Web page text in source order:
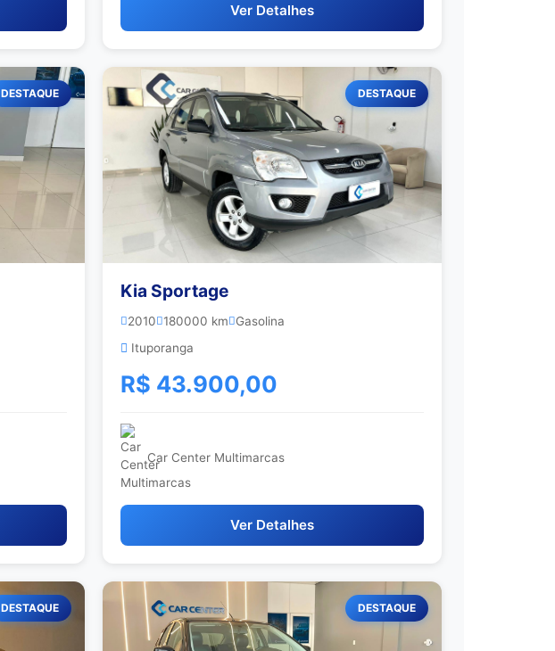
Ver Detalhes
DESTAQUE DESTAQUE
Kia Sportage
2010 180000 km
Gasolina
Ituporanga
R$ 43.900,00
Car Center Multimarcas
Ver Detalhes
DESTAQUE DESTAQUE